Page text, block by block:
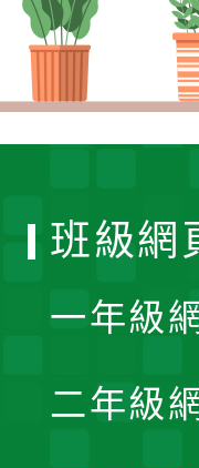
班級網
一年級
二年級